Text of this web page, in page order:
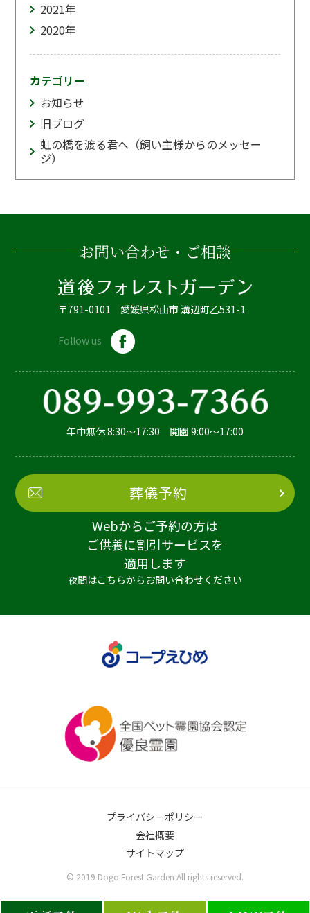
2021年
2020年
カテゴリー
お知らせ
旧ブログ
虹の橋を渡る君へ（飼い主様からのメッセー
ジ）
お問い合わせ・ご相談
〒791-0101 愛媛県松山市 溝辺町乙531-1
Follow us
年中無休 8:30～17:30 開園 9:00～17:00
葬儀予約
Webからご予約の方は
ご供養に割引サービスを
適用します
夜間はこちらからお問い合わせください
プライバシーポリシー
会社概要
サイトマップ
© 2019 Dogo Forest Garden All rights reserved.